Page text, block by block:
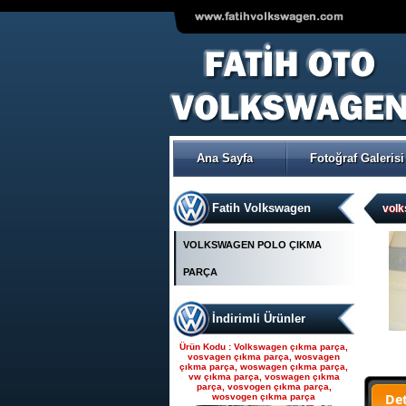
Ana Sayfa Fotoğraf Galerisi
Fatih Volkswagen
VOLKSWAGEN POLO ÇIKMA
PARÇA
İndirimli Ürünler
VOLKSWAGEN POLO ÇIKMA
ORJİNAL TRW-KOYO
POMPASI
Ürün Kodu : Seat çıkma parça, seat
çıkma, seat parça, seat yedek parça,
seat çıkma orjinal parça, seat çıkma
yedekleri, ankara seat parça, fatih seat,
fatih seat parçaları,
Seat çıkma parça, seat
çıkma, seat parça, seat
yedek parça, seat çıkma
orjinal parça, seat çıkma par
Ürün Kodu : Volkswagen çıkma parça,
vosvagen çıkma parça, wosvagen
çıkma parça, woswagen çıkma parça,
vw çıkma parça, voswagen çıkma
parça, vosvogen çıkma parça,
wosvogen çıkma parça